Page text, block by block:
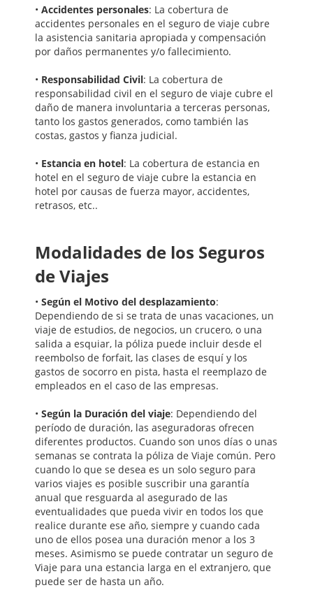
• Accidentes personales: La cobertura de
accidentes personales en el seguro de viaje cubre
la asistencia sanitaria apropiada y compensación
por daños permanentes y/o fallecimiento.
• Responsabilidad Civil: La cobertura de
responsabilidad civil en el seguro de viaje cubre el
daño de manera involuntaria a terceras personas,
tanto los gastos generados, como también las
costas, gastos y fianza judicial.
• Estancia en hotel: La cobertura de estancia en
hotel en el seguro de viaje cubre la estancia en
hotel por causas de fuerza mayor, accidentes,
retrasos, etc..
Modalidades de los Seguros
de Viajes
• Según el Motivo del desplazamiento:
Dependiendo de si se trata de unas vacaciones, un
viaje de estudios, de negocios, un crucero, o una
salida a esquiar, la póliza puede incluir desde el
reembolso de forfait, las clases de esquí y los
gastos de socorro en pista, hasta el reemplazo de
empleados en el caso de las empresas.
• Según la Duración del viaje: Dependiendo del
período de duración, las aseguradoras ofrecen
diferentes productos. Cuando son unos días o unas
semanas se contrata la póliza de Viaje común. Pero
cuando lo que se desea es un solo seguro para
varios viajes es posible suscribir una garantía
anual que resguarda al asegurado de las
eventualidades que pueda vivir en todos los que
realice durante ese año, siempre y cuando cada
uno de ellos posea una duración menor a los 3
meses. Asimismo se puede contratar un seguro de
Viaje para una estancia larga en el extranjero, que
puede ser de hasta un año.